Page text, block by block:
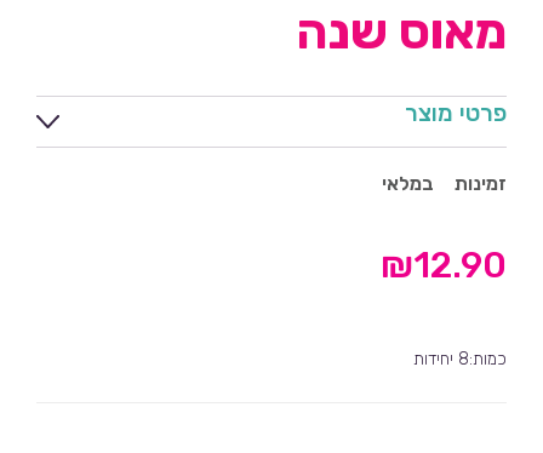
מאוס שנה
פרטי מוצר
זמינות במלאי
₪12.90
כמות:8 יחידות